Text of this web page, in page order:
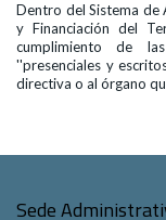
Dentro del Sistema de
y Financiación del
cumplimiento de
''presenciales y
directiva o al órgano
Sede